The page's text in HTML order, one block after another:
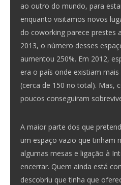
ao outro do mundo, para
enquanto visitamos novos
do coworking parece prestes
2013, o número desses
aumentou 250%. Em 2012,
era o país onde existiam
(cerca de 150 no total). Mas,
poucos conseguiram
A maior parte dos que
um espaço vazio que tinham
algumas mesas e ligação à
encerrar. Quem ainda está
descobriu que tinha que